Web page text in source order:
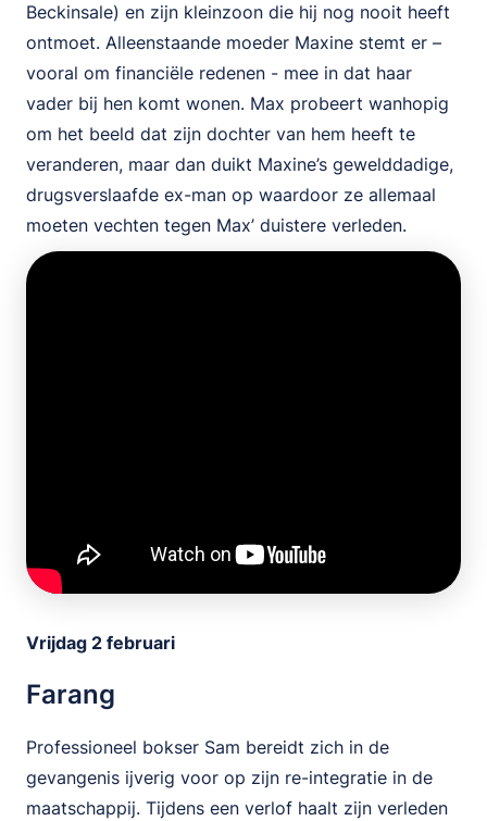
Beckinsale) en zijn kleinzoon die hij nog nooit heeft
ontmoet. Alleenstaande moeder Maxine stemt er –
vooral om financiële redenen - mee in dat haar
vader bij hen komt wonen. Max probeert wanhopig
om het beeld dat zijn dochter van hem heeft te
veranderen, maar dan duikt Maxine’s gewelddadige,
drugsverslaafde ex-man op waardoor ze allemaal
moeten vechten tegen Max’ duistere verleden.
Vrijdag 2 februari
Farang
Professioneel bokser Sam bereidt zich in de
gevangenis ijverig voor op zijn re-integratie in de
maatschappij. Tijdens een verlof haalt zijn verleden